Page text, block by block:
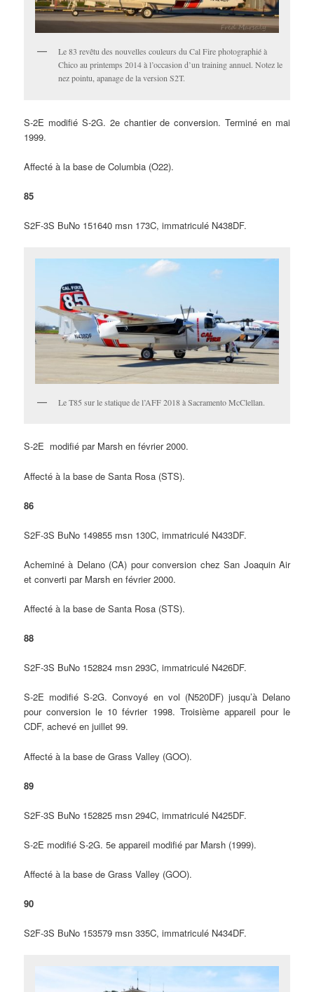
Le 83 revêtu des nouvelles couleurs du Cal Fire photographié à
Chico au printemps 2014 à l’occasion d’un training annuel. Notez le
nez pointu, apanage de la version S2T.
S-2E modifié S-2G. 2e chantier de conversion. Terminé en mai
1999.
Affecté à la base de Columbia (O22).
85
S2F-3S BuNo 151640 msn 173C, immatriculé N438DF.
Le T85 sur le statique de l’AFF 2018 à Sacramento McClellan.
S-2E modifié par Marsh en février 2000.
Affecté à la base de Santa Rosa (STS).
86
S2F-3S BuNo 149855 msn 130C, immatriculé N433DF.
Acheminé à Delano (CA) pour conversion chez San Joaquin Air
et converti par Marsh en février 2000.
Affecté à la base de Santa Rosa (STS).
88
S2F-3S BuNo 152824 msn 293C, immatriculé N426DF.
S-2E modifié S-2G. Convoyé en vol (N520DF) jusqu’à Delano
pour conversion le 10 février 1998. Troisième appareil pour le
CDF, achevé en juillet 99.
Affecté à la base de Grass Valley (GOO).
89
S2F-3S BuNo 152825 msn 294C, immatriculé N425DF.
S-2E modifié S-2G. 5e appareil modifié par Marsh (1999).
Affecté à la base de Grass Valley (GOO).
90
S2F-3S BuNo 153579 msn 335C, immatriculé N434DF.